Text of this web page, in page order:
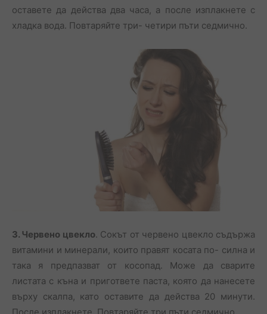
оставете да действа два часа, а после изплакнете с
хладка вода. Повтаряйте три- четири пъти седмично.
3. Червено цвекло. Сокът от червено цвекло съдържа
витамини и минерали, които правят косата по- силна и
така я предпазват от косопад. Може да сварите
листата с къна и пригответе паста, която да нанесете
върху скалпа, като оставите да действа 20 минути.